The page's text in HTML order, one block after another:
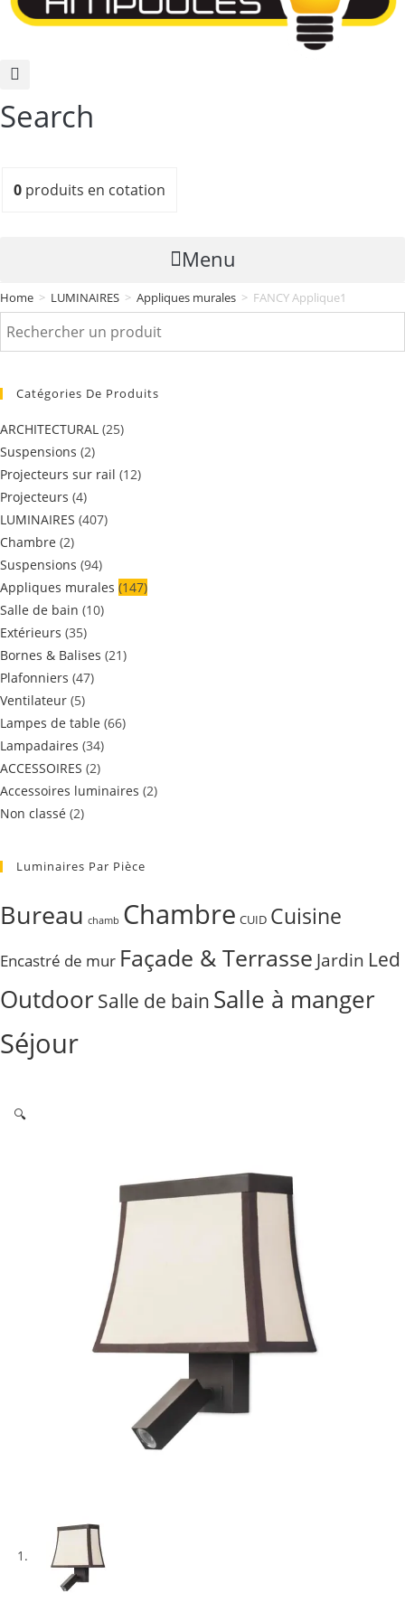
Search
0 produits en cotation
Menu
Home > LUMINAIRES > Appliques murales > FANCY Applique1
Catégories De Produits
ARCHITECTURAL (25)
Suspensions (2)
Projecteurs sur rail (12)
Projecteurs (4)
LUMINAIRES (407)
Chambre (2)
Suspensions (94)
Appliques murales (147)
Salle de bain (10)
Extérieurs (35)
Bornes & Balises (21)
Plafonniers (47)
Ventilateur (5)
Lampes de table (66)
Lampadaires (34)
ACCESSOIRES (2)
Accessoires luminaires (2)
Non classé (2)
Luminaires Par Pièce
Bureau chamb Chambre CUID Cuisine
Encastré de mur Façade & Terrasse Jardin Led
OutdoorSalle de bain Salle à manger
Séjour
🔍